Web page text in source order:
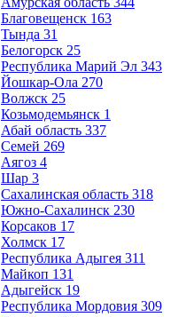
Благовещенск 163
Тында 31
Белогорск 25
Республика Марий Эл 343
Йошкар-Ола 270
Волжск 25
Козьмодемьянск 1
Абай область 337
Семей 269
Аягоз 4
Шар 3
Сахалинская область 318
Южно-Сахалинск 230
Корсаков 17
Холмск 17
Республика Адыгея 311
Майкоп 131
Адыгейск 19
Республика Мордовия 309